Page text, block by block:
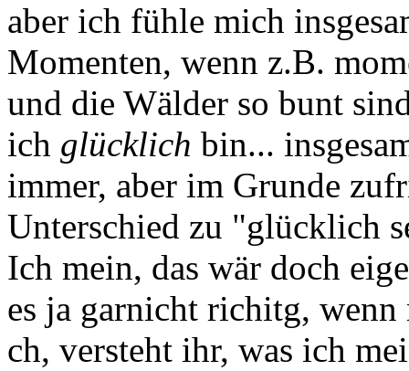
aber ich fühle mich
Momenten, wenn z.B.
und die Wälder so bunt
ich glücklich bin...
immer, aber im Grunde
Unterschied zu "glücklich
Ich mein, das wär doch
es ja garnicht richitg,
ch, versteht ihr, was ich